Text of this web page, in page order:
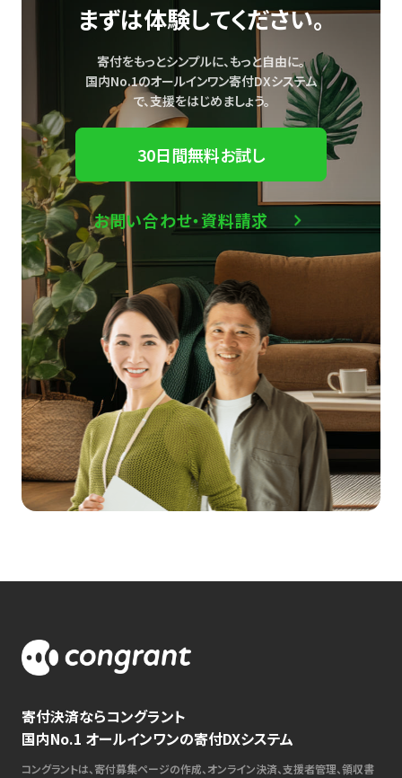
まずは体験してください。
寄付をもっとシンプルに、もっと自由に。
国内No.1のオールインワン寄付DXシステム
で、支援をはじめましょう。
30日間無料お試し
お問い合わせ・資料請求
寄付決済ならコングラント
国内No.1 オールインワンの寄付DXシステム
コングラントは、寄付募集ページの作成、オンライン決済、支援者管理、領収書